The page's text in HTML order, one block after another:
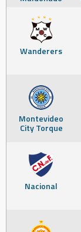
Wanderers
Montevideo
City Torque
Nacional